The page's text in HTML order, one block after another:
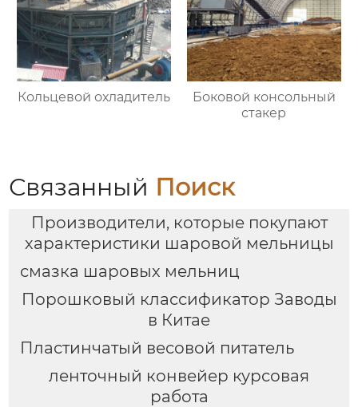
Кольцевой охладитель
Боковой консольный
стакер
Связанный Поиск
Производители, которые покупают
характеристики шаровой мельницы
смазка шаровых мельниц
Порошковый классификатор Заводы
в Китае
Пластинчатый весовой питатель
ленточный конвейер курсовая
работа